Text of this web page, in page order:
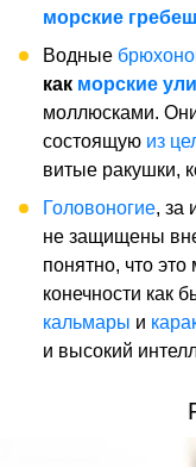
морские
Водные
как морские
моллюсками.
состоящую из
витые ракушки,
Головоногие, за
не защищены
понятно, что
конечности как
кальмары и
и высокий